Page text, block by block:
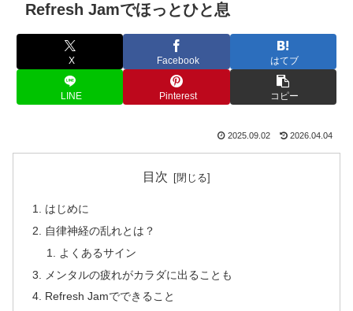
Refresh Jamでほっとひと息
X Facebook はてブ
LINE Pinterest コピー
2025.09.02 2026.04.04
目次
はじめに
自律神経の乱れとは？
よくあるサイン
メンタルの疲れがカラダに出ることも
Refresh Jamでできること